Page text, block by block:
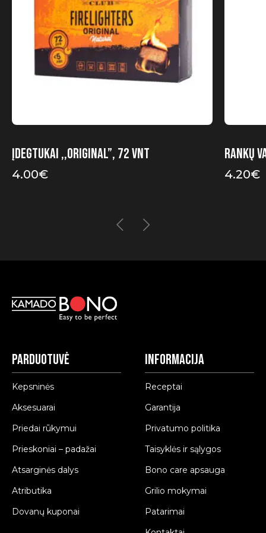
Įdegtukai ,,Original”, 72 vnt
4.00€
Rankų
Original
4.20€
Current
Parduotuvė
Kepsninės
Aksesuarai
Priedai rūkymui
Prieskoniai – padažai
Atsarginės dalys
Atributika
Dovanų kuponai
Informacija
Receptai
Garantija
Privatumo politika
Taisyklės ir sąlygos
Bono care apsauga
Grilio mokymai
Patarimai